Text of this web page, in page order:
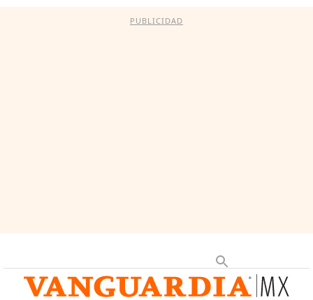
PUBLICIDAD